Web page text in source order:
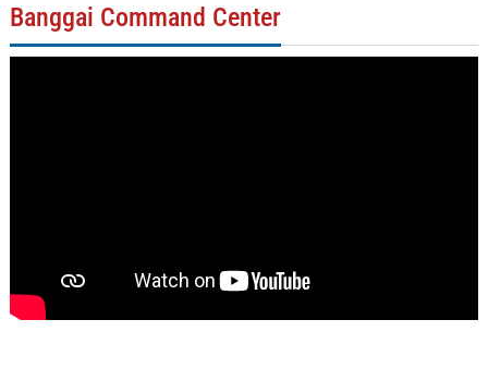
Banggai Command Center